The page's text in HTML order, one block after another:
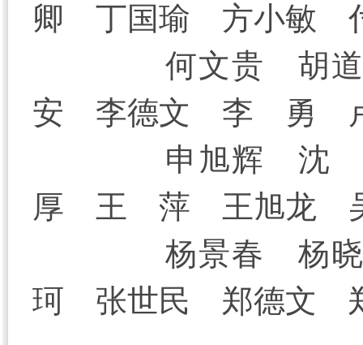
卿 丁国瑜 方小敏
何文贵 胡
安 李德文 李 勇
申旭辉 沈
厚 王 萍 王旭龙
杨景春 杨
珂 张世民 郑德文